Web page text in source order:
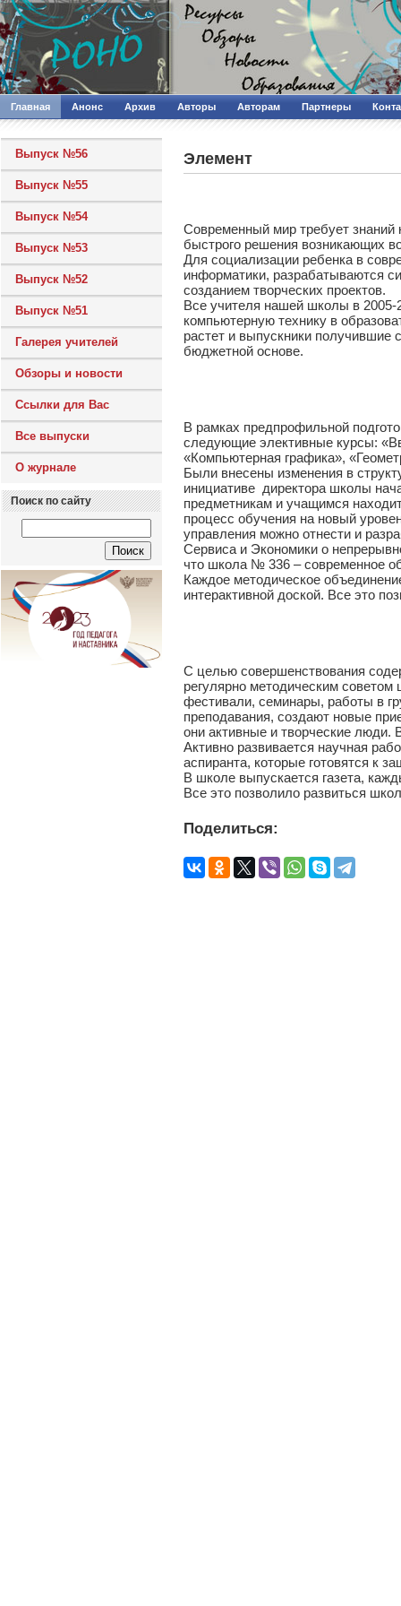
Главная Анонс Архив Авторы Авторам Партнеры
Выпуск №56
Выпуск №55
Выпуск №54
Выпуск №53
Выпуск №52
Выпуск №51
Галерея учителей
Обзоры и новости
Ссылки для Вас
Все выпуски
О журнале
Поиск по сайту
Элемент
Современный мир требует
быстрого решения возникающих
Для социализации ребенка в
информатики, разрабатываются
созданием творческих проектов.
Все учителя нашей школы в 2005-
компьютерную технику в
растет и выпускники получившие
бюджетной основе.
В рамках предпрофильной
следующие элективные курсы:
«Компьютерная графика»,
Были внесены изменения в
инициативе директора школы
предметникам и учащимся
процесс обучения на новый
управления можно отнести и
Сервиса и Экономики о
что школа № 336 – современное
Каждое методическое
интерактивной доской. Все это
С целью совершенствования
регулярно методическим
фестивали, семинары, работы в
преподавания, создают новые
они активные и творческие
Активно развивается научная
аспиранта, которые готовятся к
В школе выпускается газета,
Все это позволило развиться
Поделиться: